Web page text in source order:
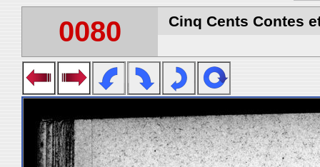
0080 Cinq Cents Contes